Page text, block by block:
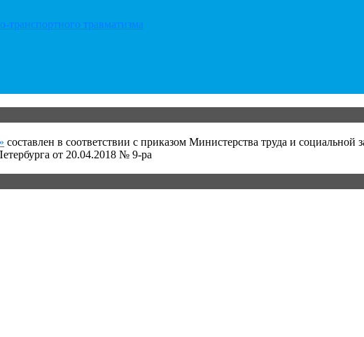
транспортного травматизма
составлен в соответствии с приказом Министерства труда и
от 20.04.2018 № 9-ра